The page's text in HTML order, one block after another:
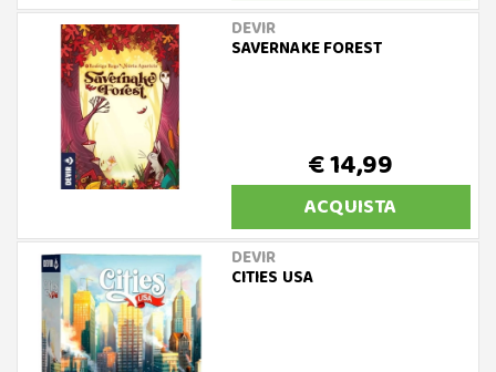
DEVIR
SAVERNAKE FOREST
€ 14,99
ACQUISTA
DEVIR
CITIES USA